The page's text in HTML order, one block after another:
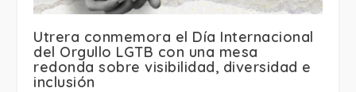
Utrera conmemora el Día Internacional
del Orgullo LGTB con una mesa
redonda sobre visibilidad, diversidad e
inclusión